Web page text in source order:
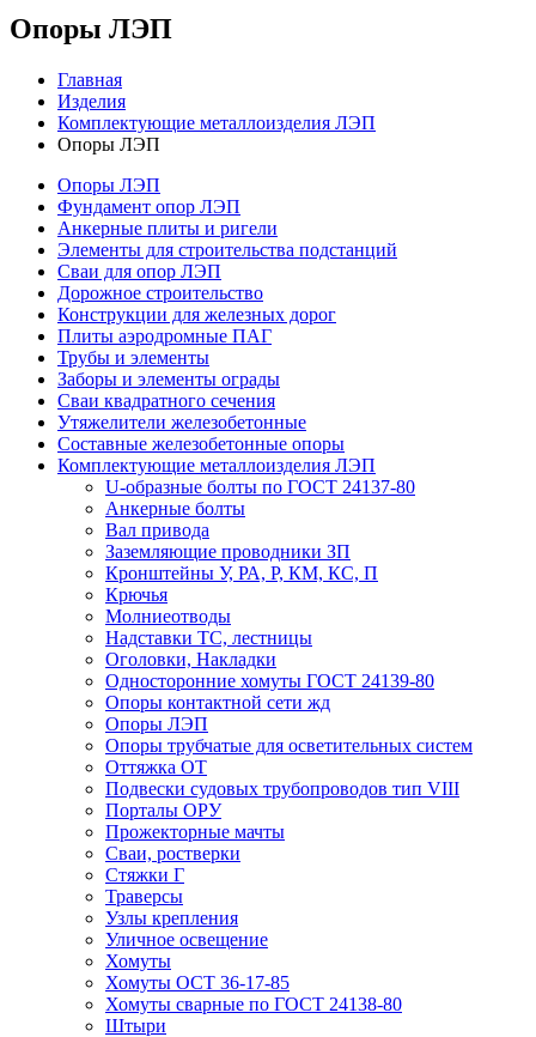
Опоры ЛЭП
Главная
Изделия
Комплектующие металлоизделия ЛЭП
Опоры ЛЭП
Опоры ЛЭП
Фундамент опор ЛЭП
Анкерные плиты и ригели
Элементы для строительства подстанций
Сваи для опор ЛЭП
Дорожное строительство
Конструкции для железных дорог
Плиты аэродромные ПАГ
Трубы и элементы
Заборы и элементы ограды
Сваи квадратного сечения
Утяжелители железобетонные
Составные железобетонные опоры
Комплектующие металлоизделия ЛЭП
U-образные болты по ГОСТ 24137-80
Анкерные болты
Вал привода
Заземляющие проводники ЗП
Кронштейны У, РА, Р, КМ, КС, П
Крючья
Молниеотводы
Надставки ТС, лестницы
Оголовки, Накладки
Односторонние хомуты ГОСТ 24139-80
Опоры контактной сети жд
Опоры ЛЭП
Опоры трубчатые для осветительных систем
Оттяжка ОТ
Подвески судовых трубопроводов тип VIII
Порталы ОРУ
Прожекторные мачты
Сваи, ростверки
Стяжки Г
Траверсы
Узлы крепления
Уличное освещение
Хомуты
Хомуты ОСТ 36-17-85
Хомуты сварные по ГОСТ 24138-80
Штыри